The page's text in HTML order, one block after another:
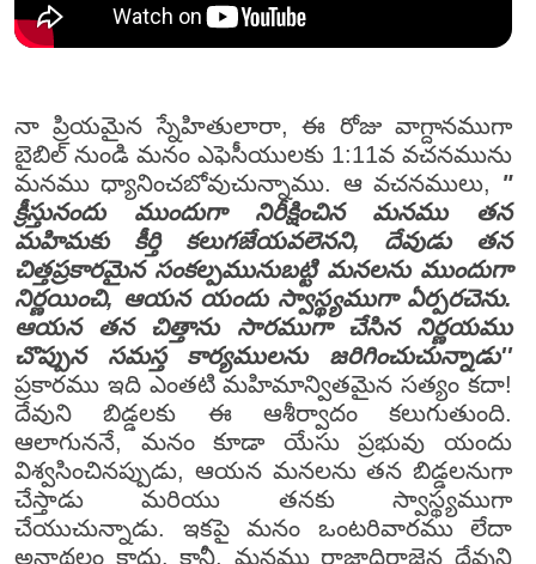
నా ప్రియమైన స్నేహితులారా, ఈ రోజు వాగ్దానముగా
బైబిల్ నుండి మనం ఎఫెసీయులకు 1:11వ వచనమును
మనము ధ్యానించబోవుచున్నాము. ఆ వచనములు, "
క్రీస్తునందు ముందుగా నిరీక్షించిన మనము తన
మహిమకు కీర్తి కలుగజేయవలెనని, దేవుడు తన
చిత్తప్రకారమైన సంకల్పమునుబట్టి మనలను ముందుగా
నిర్ణయించి, ఆయన యందు స్వాస్థ్యముగా ఏర్పరచెను.
ఆయన తన చిత్తాను సారముగా చేసిన నిర్ణయము
చొప్పున సమస్త కార్యములను జరిగించుచున్నాడు''
ప్రకారము ఇది ఎంతటి మహిమాన్వితమైన సత్యం కదా!
దేవుని బిడ్డలకు ఈ ఆశీర్వాదం కలుగుతుంది.
ఆలాగుననే, మనం కూడా యేసు ప్రభువు యందు
విశ్వసించినప్పుడు, ఆయన మనలను తన బిడ్డలనుగా
చేస్తాడు మరియు తనకు స్వాస్థ్యముగా
చేయుచున్నాడు. ఇకపై మనం ఒంటరివారము లేదా
అనాథలం కాదు. కానీ, మనము రాజాధిరాజైన దేవుని